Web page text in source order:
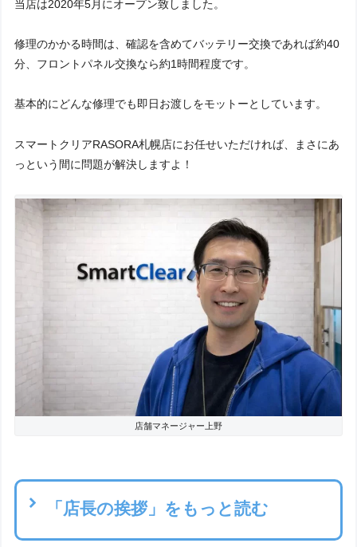
ご案内。
修理内容をご確認後、申込書をご記入いただきます。
目安のお時間もお伝え致しますので、外出頂いても大丈夫です。
4. 修理完了後、お渡し
問題が無い事をご確認後、受取書にサインを頂き修理が完了で
最後にご精算となります。(現金、クレジットカード、nanaco、
ID等などの電子決済もご利用頂けます。)
メールでのご予約は、ご希望店舗からご郵送修理のWEB予約フ
状況確認後、メールもしくはお電話にてお客様へお見積もりや注
3. 修理端末のご郵送
ります。）
当店にiPhoneが到着しましたら、メールまたはお電話にてお客様
4. 故障端末の到着後、修理作業を開始
故障内容を確認し、作業を開始いたします。
（状況によりまして、お見積もりした金額が前後する可能性があ
5. 修理完了後、端末のご返却
修理完了しましたら、お客様にメールまたはお電話にてお客様に
ご報告いたします。
その際に確定した料金をお伝えします。後に早急に発送します。
代金引換（現金決済）にてお送り致しますので、配達ドライバー
に料金をお支払いください。
（当店からお客様に送る際の配送料は、当社負担となります。）
当店は2020年5月にオープン致しました。
修理のかかる時間は、確認を含めてバッテリー交換であれば約40
分、フロントパネル交換なら約1時間程度です。
基本的にどんな修理でも即日お渡しをモットーとしています。
スマートクリアRASORA札幌店にお任せいただければ、まさにあ
っという間に問題が解決しますよ！
店舗マネージャー上野
「店長の挨拶」をもっと読む